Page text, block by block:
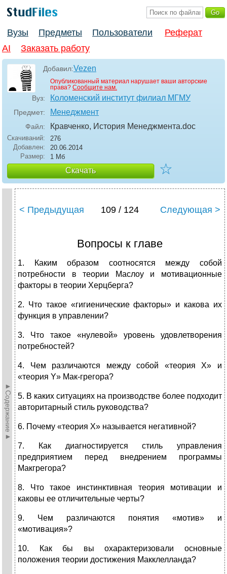
Вузы Предметы Пользователи
Реферат
AI
Заказать работу
Добавил:Vezen
Опубликованный материал нарушает ваши авторские
права? Сообщите нам.
Вуз: Коломенский институт филиал МГМУ
Предмет: Менеджмент
Файл: Кравченко, История Менеджмента.doc
Скачиваний:
276
Добавлен:
20.06.2014
Размер:
1 Мб
Скачать ☆
►Содержание►
< Предыдущая 109 / 124 Следующая >
Вопросы к главе
1. Каким образом соотносятся между собой
потребности в тео­рии Маслоу и мотивационные
факторы в теории Херцберга?
2. Что такое «гигиенические факторы» и какова их
функция в управлении?
3. Что такое «нулевой» уровень удовлетворения
потребностей?
4. Чем различаются между собой «теория X» и
«теория Y» Мак-грегора?
5. В каких ситуациях на производстве более подходит
авторитар­ный стиль руководства?
6. Почему «теория X» называется негативной?
7. Как диагностируется стиль управления
предприятием перед внедрением программы
Макгрегора?
8. Что такое инстинктивная теория мотивации и
каковы ее отли­чительные черты?
9. Чем различаются понятия «мотив» и
«мотивация»?
10. Как бы вы охарактеризовали основные
положения теории достижения Макклелланда?